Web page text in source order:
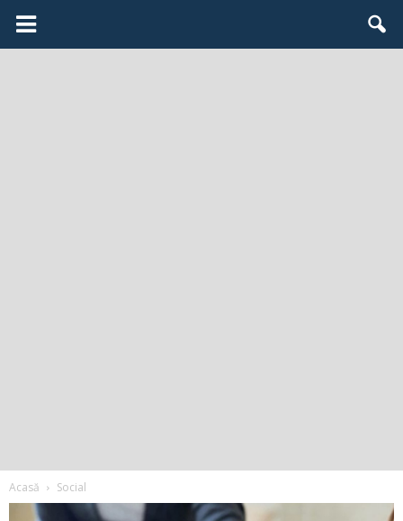
Acasă Social